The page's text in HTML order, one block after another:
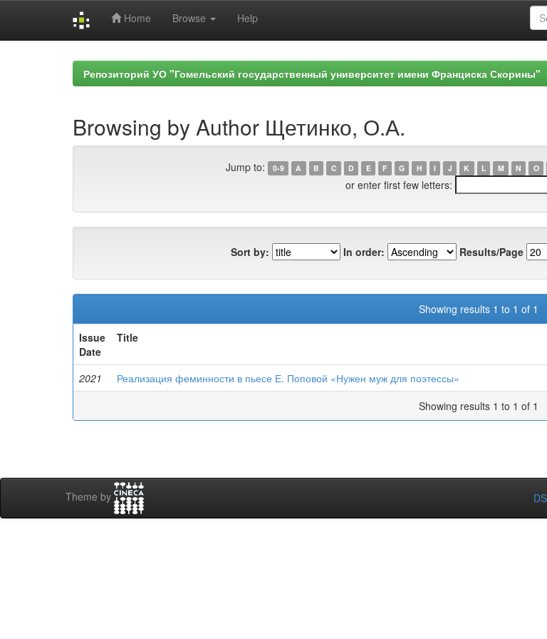
Home Browse Help
Репозиторий УО "Гомельский государственный университет имени Франциска Скорины"
Browsing by Author Щетинко, О.А.
Jump to: 0-9 A B C D E F G H I J K L M N O
or enter first few letters:
Sort by: In order: Results/Page
Showing results 1 to 1 of 1
Issue
Date
Title
2021 Реализация феминности в пьесе Е. Поповой «Нужен муж для поэтессы»
Showing results 1 to 1 of 1
Theme by